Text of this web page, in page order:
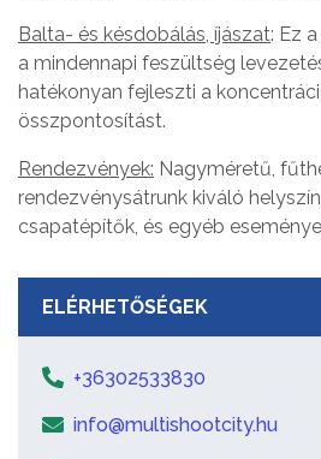
Balta- és késdobálás, íjászat: Ez
a mindennapi feszültség
hatékonyan fejleszti a
összpontosítást.
Rendezvények: Nagyméretű,
rendezvénysátrunk kiváló
csapatépítők, és egyéb
ELÉRHETŐSÉGEK
+36302533830
info@multishootcity.hu